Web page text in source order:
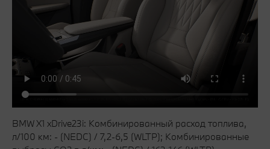
BMW X1 xDrive23i: Комбинированный расход топлива,
л/100 км: - (NEDC) / 7,2-6,5 (WLTP); Комбинированные